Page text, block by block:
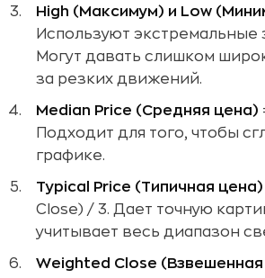
High (Максимум) и Low
Используют экстремальные
Могут давать слишком
за резких движений.
Median Price (Средняя цена)
Подходит для того, чтобы
графике.
Typical Price (Типичная цена)
Close) / 3. Дает точную
учитывает весь диапазон
Weighted Close